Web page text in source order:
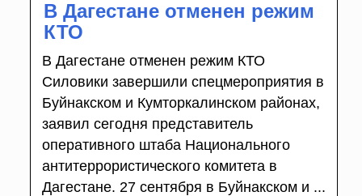
В Дагестане отменен режим
КТО
В Дагестане отменен режим КТО
Силовики завершили спецмероприятия в
Буйнакском и Кумторкалинском районах,
заявил сегодня представитель
оперативного штаба Национального
антитеррористического комитета в
Дагестане. 27 сентября в Буйнакском и ...